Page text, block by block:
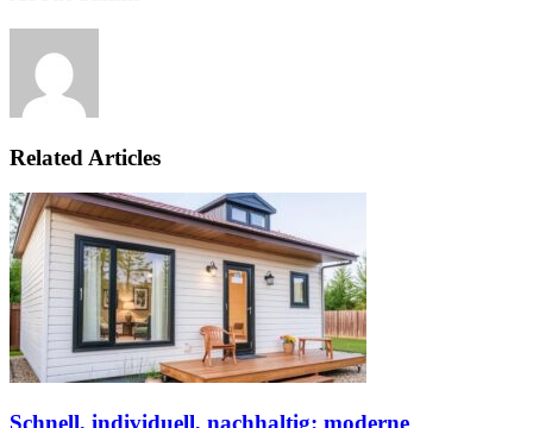
Related Articles
Schnell, individuell, nachhaltig: moderne